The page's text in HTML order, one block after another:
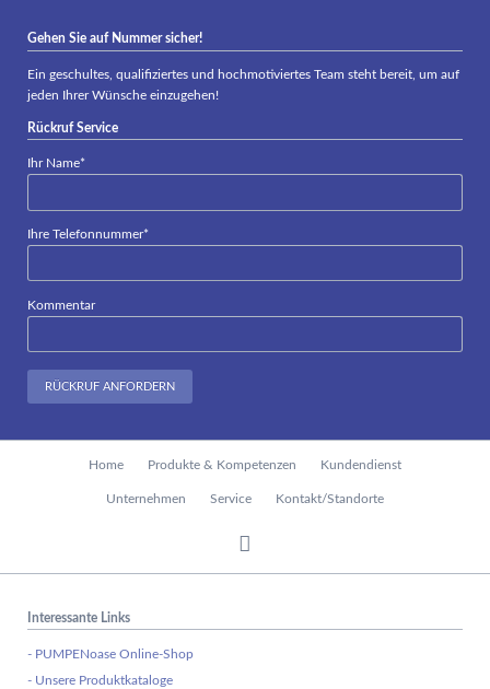
Gehen Sie auf Nummer sicher!
Ein geschultes, qualifiziertes und hochmotiviertes Team steht bereit, um auf
jeden Ihrer Wünsche einzugehen!
Rückruf Service
Pflichtfeld
Ihr Name*
Pflichtfeld
Ihre Telefonnummer*
Kommentar
RÜCKRUF ANFORDERN
Home Produkte & Kompetenzen Kundendienst
Unternehmen Service Kontakt/Standorte
Interessante Links
- PUMPENoase Online-Shop
- Unsere Produktkataloge